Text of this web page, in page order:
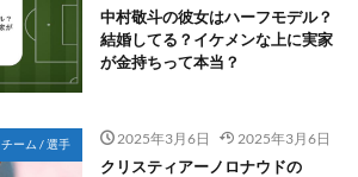
中村敬斗の彼女はハーフモデル？
結婚してる？イケメンな上に実家
が金持ちって本当？
チーム / 選手 2025年3月6日 2025年3月6日
クリスティアーノロナウドの